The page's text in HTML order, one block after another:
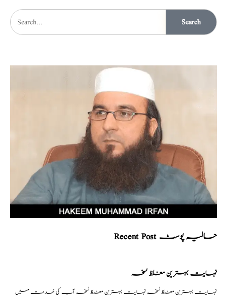
Search
Recent Post حالیہ پوسٹ
نہایت بہترین مغلظ نسخہ
نہایت بہترین مغلظ نسخہ نہایت بہترین مغلظ نسخہ آپ کی خدمت میں